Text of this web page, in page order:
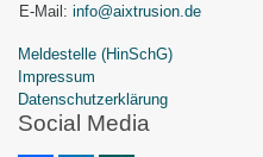
E-Mail: info@aixtrusion.de
Meldestelle (HinSchG)
Impressum
Datenschutzerklärung
Social Media